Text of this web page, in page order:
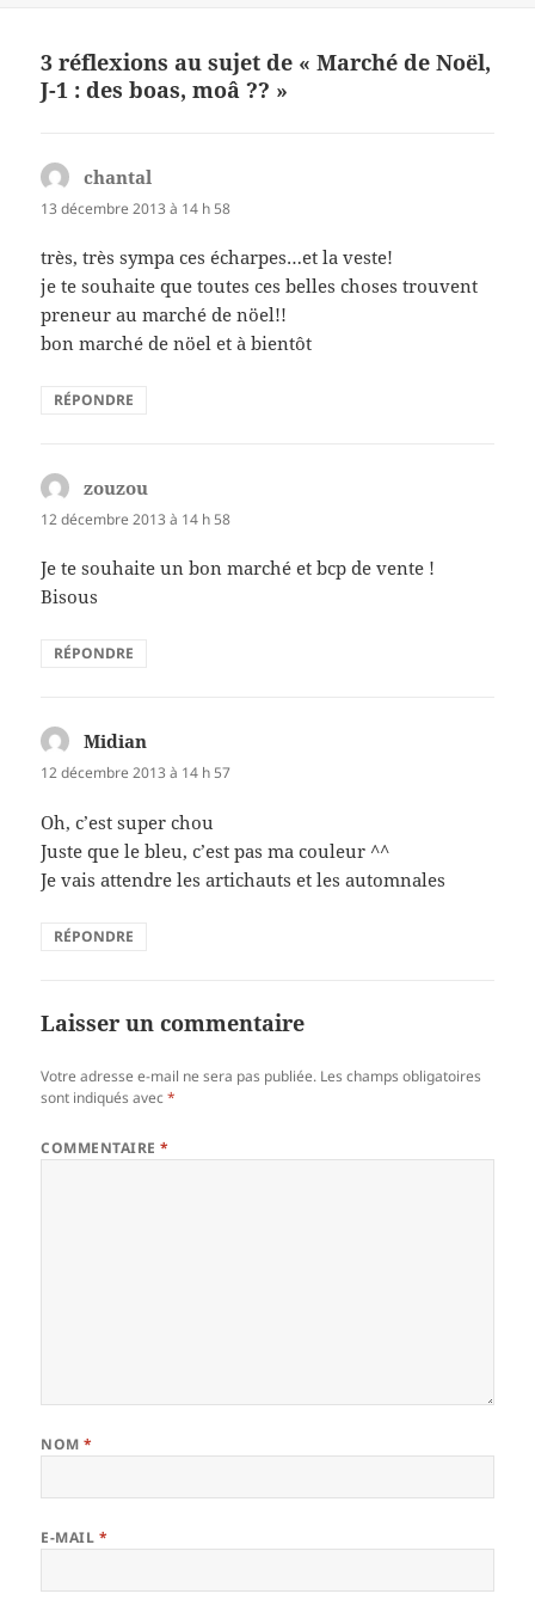
o
o
er
3 réflexions au sujet de « Marché de Noël,
J-1 : des boas, moâ ?? »
chantal
13 décembre 2013 à 14 h 58
très, très sympa ces écharpes…et la veste!
je te souhaite que toutes ces belles choses trouvent
preneur au marché de nöel!!
bon marché de nöel et à bientôt
RÉPONDRE
zouzou
12 décembre 2013 à 14 h 58
Je te souhaite un bon marché et bcp de vente !
Bisous
RÉPONDRE
Midian
12 décembre 2013 à 14 h 57
Oh, c’est super chou
Juste que le bleu, c’est pas ma couleur ^^
Je vais attendre les artichauts et les automnales
RÉPONDRE
Laisser un commentaire
Votre adresse e-mail ne sera pas publiée. Les champs obligatoires
sont indiqués avec*
COMMENTAIRE*
NOM*
E-MAIL *